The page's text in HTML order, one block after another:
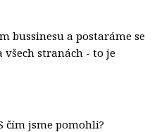
bussinesu a postaráme se
všech stranách - to je
čím jsme pomohli?